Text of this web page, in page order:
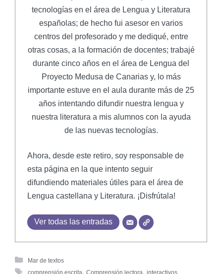
tecnologías en el área de Lengua y Literatura
españolas; de hecho fui asesor en varios
centros del profesorado y me dediqué, entre
otras cosas, a la formación de docentes; trabajé
durante cinco años en el área de Lengua del
Proyecto Medusa de Canarias y, lo más
importante estuve en el aula durante más de 25
años intentando difundir nuestra lengua y
nuestra literatura a mis alumnos con la ayuda
de las nuevas tecnologías.
Ahora, desde este retiro, soy responsable de
esta página en la que intento seguir
difundiendo materiales útiles para el área de
Lengua castellana y Literatura. ¡Disfrútala!
Ver todas las entradas
Mar de textos
, ,